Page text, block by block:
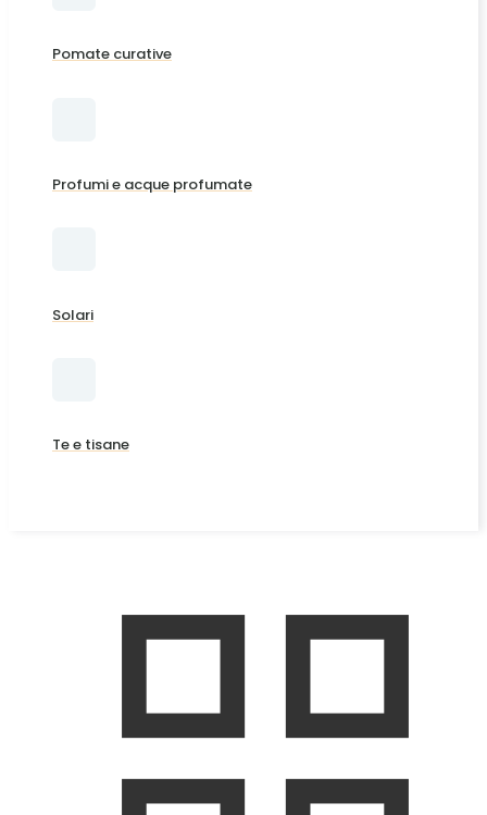
Pomate curative
Profumi e acque profumate
Solari
Te e tisane